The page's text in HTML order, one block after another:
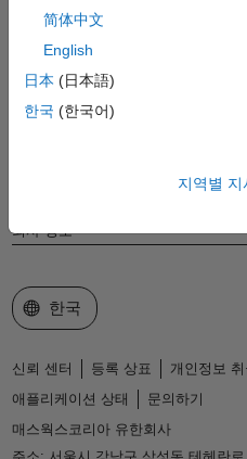
简体中文
English
日本 (日本語)
한국 (한국어)
지역별 지
제품 소개
회사 정보
웹사이트 선택
한국
신뢰 센터 등록 상표 개인정보 취
애플리케이션 상태
문의하기
매스웍스코리아 유한회사